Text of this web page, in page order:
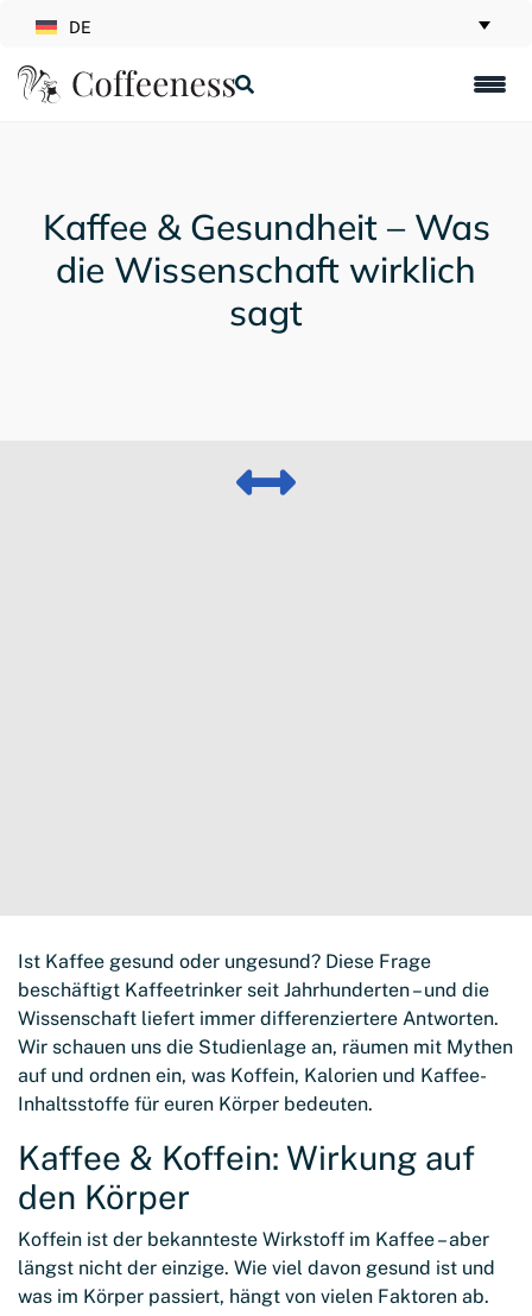
DE
Kaffee & Gesundheit – Was
die Wissenschaft wirklich
sagt
Ist Kaffee gesund oder ungesund? Diese Frage
beschäftigt Kaffeetrinker seit Jahrhunderten – und die
Wissenschaft liefert immer differenziertere Antworten.
Wir schauen uns die Studienlage an, räumen mit Mythen
auf und ordnen ein, was Koffein, Kalorien und Kaffee-
Inhaltsstoffe für euren Körper bedeuten.
Kaffee & Koffein: Wirkung auf
den Körper
Koffein ist der bekannteste Wirkstoff im Kaffee – aber
längst nicht der einzige. Wie viel davon gesund ist und
was im Körper passiert, hängt von vielen Faktoren ab.